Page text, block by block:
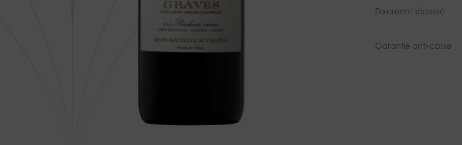
Paiement sécurisé
Garantie anti-casse